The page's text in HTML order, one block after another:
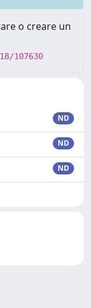
o creare un
107630
ND
ND
ND